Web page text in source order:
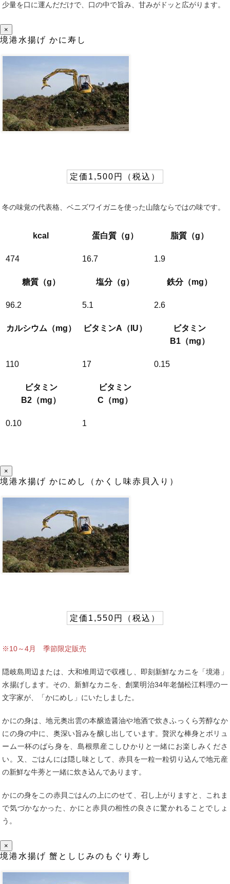
少量を口に運んだだけで、口の中で旨み、甘みがドッと広がります。
×
境港水揚げ かに寿し
定価1,500円（税込）
冬の味覚の代表格、ベニズワイガニを使った山陰ならではの味です。
kcal 蛋白質（g） 脂質（g）
474 16.7 1.9
糖質（g） 塩分（g） 鉄分（mg）
96.2 5.1 2.6
カルシウム（mg） ビタミンA（IU）
ビタミン
B1（mg）
110 17 0.15
ビタミン
B2（mg）
ビタミン
C（mg）
0.10 1
×
境港水揚げ かにめし（かくし味赤貝入り）
定価1,550円（税込）
※10～4月 季節限定販売
隠岐島周辺または、大和堆周辺で収穫し、即刻新鮮なカニを「境港」
水揚げします。その、新鮮なカニを、創業明治34年老舗松江料理の一
文字家が、「かにめし」にいたしました。
かにの身は、地元奥出雲の本醸造醤油や地酒で炊きふっくら芳醇なか
にの身の中に、奥深い旨みを醸し出しています。贅沢な棒身とボリュ
ーム一杯のばら身を、島根県産こしひかりと一緒にお楽しみくださ
い。又、ごはんには隠し味として、赤貝を一粒一粒切り込んで地元産
の新鮮な牛蒡と一緒に炊き込んであります。
かにの身をこの赤貝ごはんの上にのせて、召し上がりますと、これま
で気づかなかった、かにと赤貝の相性の良さに驚かれることでしょ
う。
×
境港水揚げ 蟹としじみのもぐり寿し